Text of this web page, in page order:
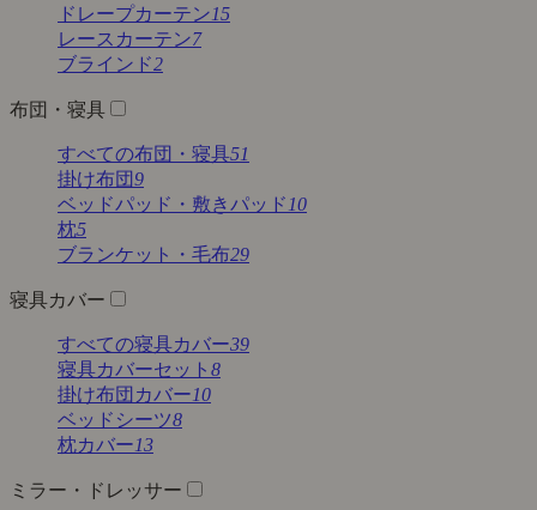
ドレープカーテン15
レースカーテン7
ブラインド2
布団・寝具
すべての布団・寝具51
掛け布団9
ベッドパッド・敷きパッド 10
枕5
ブランケット・毛布29
寝具カバー
すべての寝具カバー39
寝具カバーセット 8
掛け布団カバー10
ベッドシーツ8
枕カバー13
ミラー・ドレッサー